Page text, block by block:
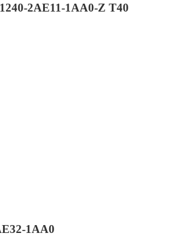
2AE11-1AA0-Z T40
1AA0